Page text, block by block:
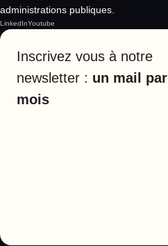
administrations publiques.
LinkedInYoutube
Inscrivez vous à notre
newsletter : un mail par
mois